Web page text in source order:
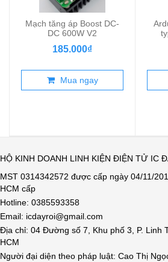
Mạch tăng áp Boost DC-
DC 600W V2
185.000₫
Mua ngay
HỘ KINH DOANH LINH KIỆN ĐIỆN TỬ IC
MST 0314342572 được cấp ngày 04/11/
HCM cấp
Hotline: 0385593358
Email: icdayroi@gmail.com
Địa chỉ: 04 Đường số 7, Khu phố 3, P. Linh
HCM
Người đại diện theo pháp luật: Cao Thị